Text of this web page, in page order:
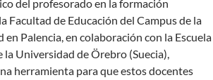
del profesorado en la formación
Facultad de Educación del Campus de la
Palencia, en colaboración con la Escuela
la Universidad de Örebro (Suecia),
herramienta para que estos docentes